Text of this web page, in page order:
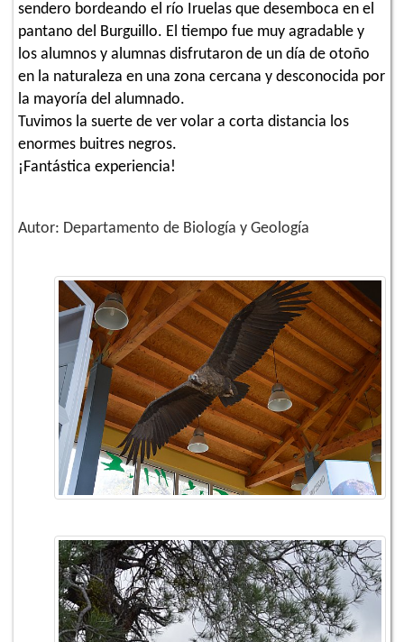
sendero bordeando el río Iruelas que desemboca en el
pantano del Burguillo. El tiempo fue muy agradable y
los alumnos y alumnas disfrutaron de un día de otoño
en la naturaleza en una zona cercana y desconocida por
la mayoría del alumnado.
Tuvimos la suerte de ver volar a corta distancia los
enormes buitres negros.
¡Fantástica experiencia!
Autor: Departamento de Biología y Geología